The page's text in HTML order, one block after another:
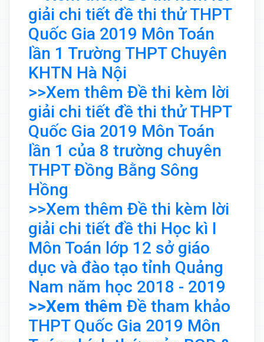
giải chi tiết đề thi thử THPT
Quốc Gia 2019 Môn Toán
lần 1 Trường THPT Chuyên
KHTN Hà Nội
>>Xem thêm Đề thi kèm lời
giải chi tiết đề thi thử THPT
Quốc Gia 2019 Môn Toán
lần 1 của 8 trường chuyên
THPT Đồng Bằng Sông
Hồng
>>Xem thêm Đề thi kèm lời
giải chi tiết đề thi Học kì I
Môn Toán lớp 12 sở giáo
dục và đào tạo tỉnh Quảng
Nam năm học 2018 - 2019
>>Xem thêm Đề tham khảo
THPT Quốc Gia 2019 Môn